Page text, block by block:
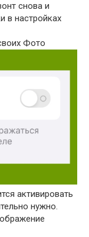
снова и
в настройках
Фото
активировать
нужно.